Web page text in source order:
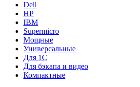
Dell
HP
IBM
Supermicro
Мощные
Универсальные
Для 1С
Для бэкапа и видео
Компактные